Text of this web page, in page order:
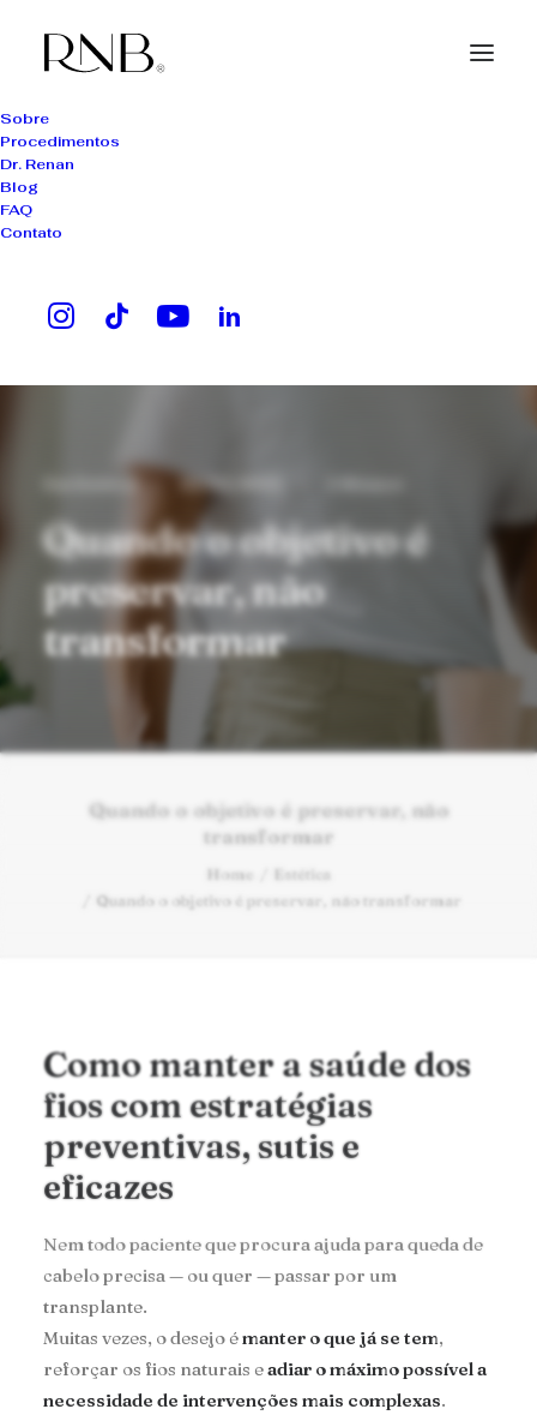
Sobre
Procedimentos
Dr. Renan
Blog
FAQ
Contato
23/05/2025
Quando o objetivo é
preservar, não
transformar
Quando o objetivo é preservar, não
transformar
Home
Estética
Quando o objetivo é preservar, não transformar
Como manter a saúde dos
fios com estratégias
preventivas, sutis e
eficazes
Nem todo paciente que procura ajuda para queda de
cabelo precisa — ou quer — passar por um
transplante.
Muitas vezes, o desejo émanter o que já se tem,
reforçar os fios naturais eadiar o máximo possível a
necessidade de intervenções mais complexas.